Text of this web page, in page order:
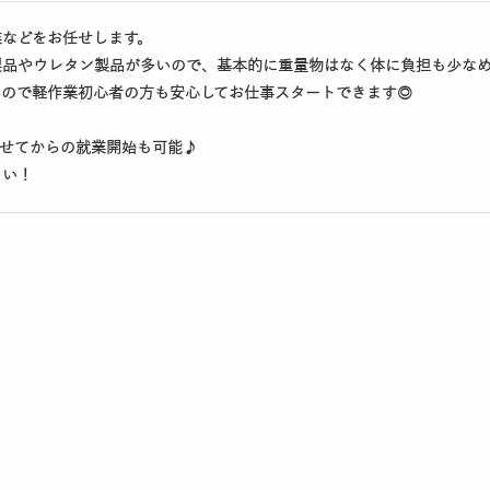
どをお任せします。
やウレタン製品が多いので、基本的に重量物はなく体に負担も少な
で軽作業初心者の方も安心してお仕事スタートできます◎
てからの就業開始も可能♪
！